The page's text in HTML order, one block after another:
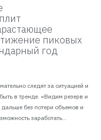
пиковых
год
следят за ситуацией и
в тренде. «Видим резерв и
без потери объемов и
заработать...